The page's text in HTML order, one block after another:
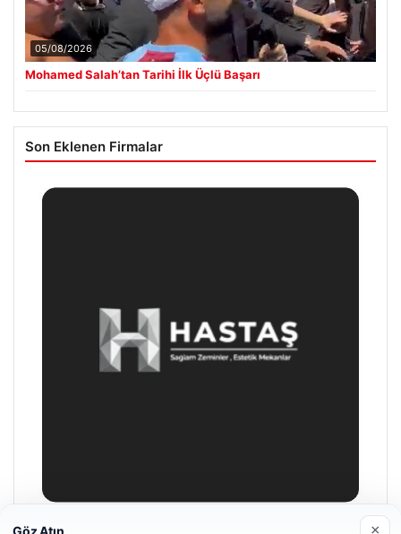
05/08/2026
Mohamed Salah’tan Tarihi İlk Üçlü Başarı
Son Eklenen Firmalar
Göz Atın ×